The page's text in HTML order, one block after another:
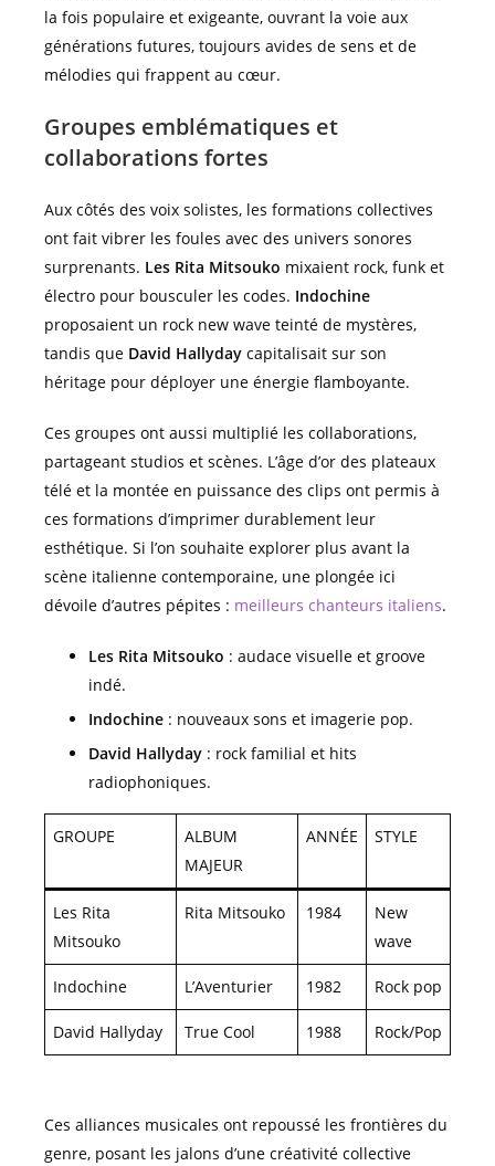
la fois populaire et exigeante, ouvrant la voie aux
générations futures, toujours avides de sens et de
mélodies qui frappent au cœur.
Groupes emblématiques et
collaborations fortes
Aux côtés des voix solistes, les formations collectives
ont fait vibrer les foules avec des univers sonores
surprenants. Les Rita Mitsouko mixaient rock, funk et
électro pour bousculer les codes. Indochine
proposaient un rock new wave teinté de mystères,
tandis que David Hallyday capitalisait sur son
héritage pour déployer une énergie flamboyante.
Ces groupes ont aussi multiplié les collaborations,
partageant studios et scènes. L’âge d’or des plateaux
télé et la montée en puissance des clips ont permis à
ces formations d’imprimer durablement leur
esthétique. Si l’on souhaite explorer plus avant la
scène italienne contemporaine, une plongée ici
dévoile d’autres pépites : meilleurs chanteurs italiens.
Les Rita Mitsouko : audace visuelle et groove
indé.
Indochine : nouveaux sons et imagerie pop.
David Hallyday : rock familial et hits
radiophoniques.
GROUPE
ALBUM
MAJEUR
ANNÉE STYLE
Les Rita
Mitsouko
Rita Mitsouko 1984
New
wave
Indochine L’Aventurier 1982 Rock pop
David Hallyday True Cool 1988 Rock/Pop
Ces alliances musicales ont repoussé les frontières du
genre, posant les jalons d’une créativité collective